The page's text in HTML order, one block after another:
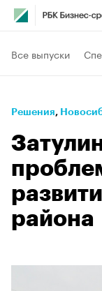
Все выпуски
Решения⁠,
района